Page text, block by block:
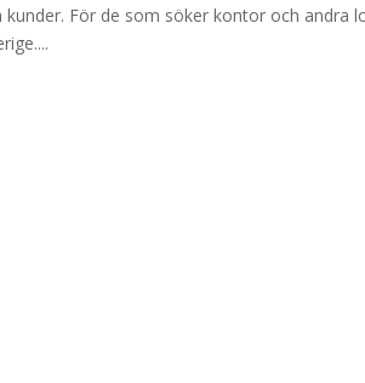
För de som söker kontor och andra